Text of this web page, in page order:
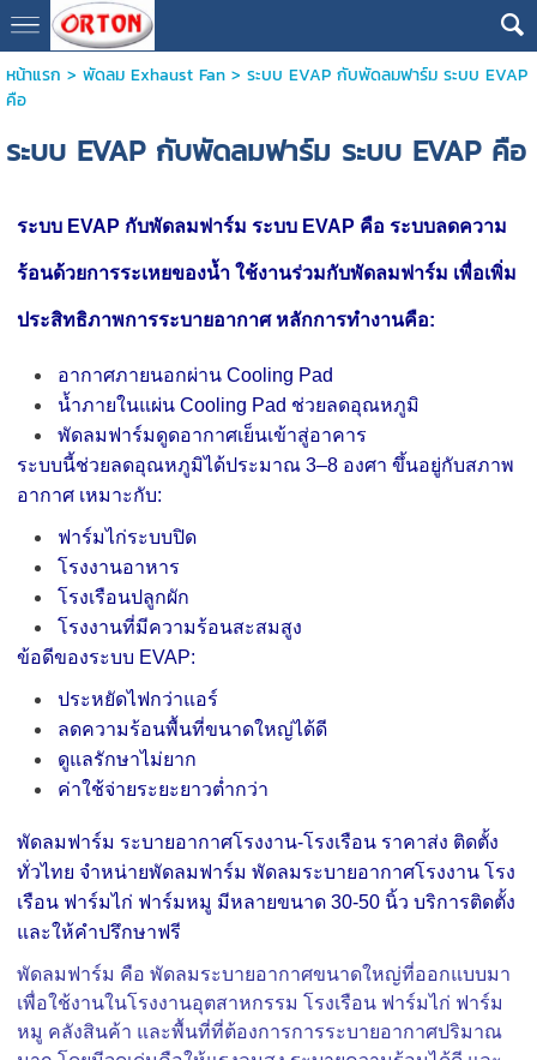
หน้าแรก > พัดลม Exhaust Fan> ระบบ EVAP กับพัดลมฟาร์ม ระบบ EVAP
คือ
ระบบ EVAP กับพัดลมฟาร์ม ระบบ EVAP คือ
ระบบ EVAP กับพัดลมฟาร์มระบบ EVAP คือ ระบบลดความ
ร้อนด้วยการระเหยของน้ำ ใช้งานร่วมกับพัดลมฟาร์ม เพื่อเพิ่ม
ประสิทธิภาพการระบายอากาศ หลักการทำงานคือ:
อากาศภายนอกผ่าน Cooling Pad
น้ำภายในแผ่น Cooling Pad ช่วยลดอุณหภูมิ
พัดลมฟาร์มดูดอากาศเย็นเข้าสู่อาคาร
ระบบนี้ช่วยลดอุณหภูมิได้ประมาณ 3–8 องศา ขึ้นอยู่กับสภาพ
อากาศ เหมาะกับ:
ฟาร์มไก่ระบบปิด
โรงงานอาหาร
โรงเรือนปลูกผัก
โรงงานที่มีความร้อนสะสมสูง
ข้อดีของระบบ EVAP:
ประหยัดไฟกว่าแอร์
ลดความร้อนพื้นที่ขนาดใหญ่ได้ดี
ดูแลรักษาไม่ยาก
ค่าใช้จ่ายระยะยาวต่ำกว่า
พัดลมฟาร์ม ระบายอากาศโรงงาน-โรงเรือน ราคาส่ง ติดตั้ง
ทั่วไทย จำหน่ายพัดลมฟาร์ม พัดลมระบายอากาศโรงงาน โรง
เรือน ฟาร์มไก่ ฟาร์มหมู มีหลายขนาด 30-50 นิ้ว บริการติดตั้ง
และให้คำปรึกษาฟรี
พัดลมฟาร์ม คือ พัดลมระบายอากาศขนาดใหญ่ที่ออกแบบมา
เพื่อใช้งานในโรงงานอุตสาหกรรม โรงเรือน ฟาร์มไก่ ฟาร์ม
หมู คลังสินค้า และพื้นที่ที่ต้องการการระบายอากาศปริมาณ